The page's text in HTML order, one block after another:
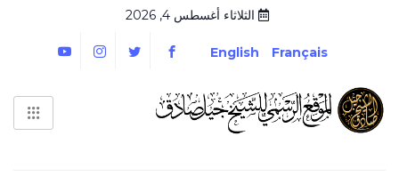
الثلاثاء أغسطس 4, 2026
Français
English